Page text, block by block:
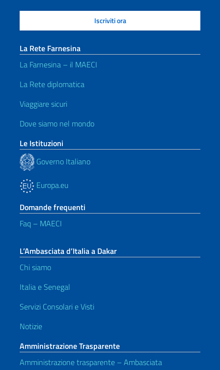
La Rete Farnesina
La Farnesina – il MAECI
La Rete diplomatica
Viaggiare sicuri
Dove siamo nel mondo
Le Istituzioni
Governo Italiano
Europa.eu
Domande frequenti
Faq – MAECI
L’Ambasciata d’Italia a Dakar
Chi siamo
Italia e Senegal
Servizi Consolari e Visti
Notizie
Amministrazione Trasparente
Amministrazione trasparente – Ambasciata